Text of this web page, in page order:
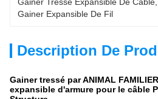
Gainer Expansible De Fil
Description De
Gainer tressé par ANIMAL
expansible d'armure pour le câble